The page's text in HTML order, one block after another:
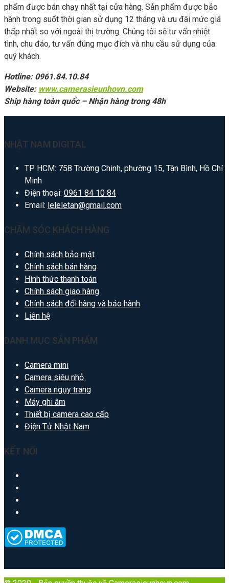
phẩm được bán chạy nhất tại cửa hàng. Sản phẩm được bảo
hành trong suốt thời gian sử dụng 12 tháng và ưu đãi mức giá
thấp nhất so với ngoài thị trường. Chúng tôi sẽ tư vấn nhiệt
tình, chu đáo, tư vấn đúng mục đích và nhu cầu sử dụng của
quý khách.
Hotline: 0961.84.10.84
Website: www.camerasieunhovn.com
Ship hàng toàn quốc – Nhận hàng trong 48h
NHẬT NAM DIGITAL
TP HCM: 758 Trường Chinh, phường 15, Tân Bình, Hồ Chí
Minh
Điện thoại: 0961 84 10 84
Email: leleletan@gmail.com
CHĂM SÓC KHÁCH HÀNG
Chính sách bảo mật
Chính sách bán hàng
Hình thức thanh toán
Chính sách giao hàng
Chính sách đổi hàng và bảo hành
Liên hệ
DANH MỤC SẢN PHẨM
Camera mini
Camera siêu nhỏ
Camera ngụy trang
Máy ghi âm
Thiết bị camera cao cấp
Điện Tử Nhật Nam
KẾT NỐI